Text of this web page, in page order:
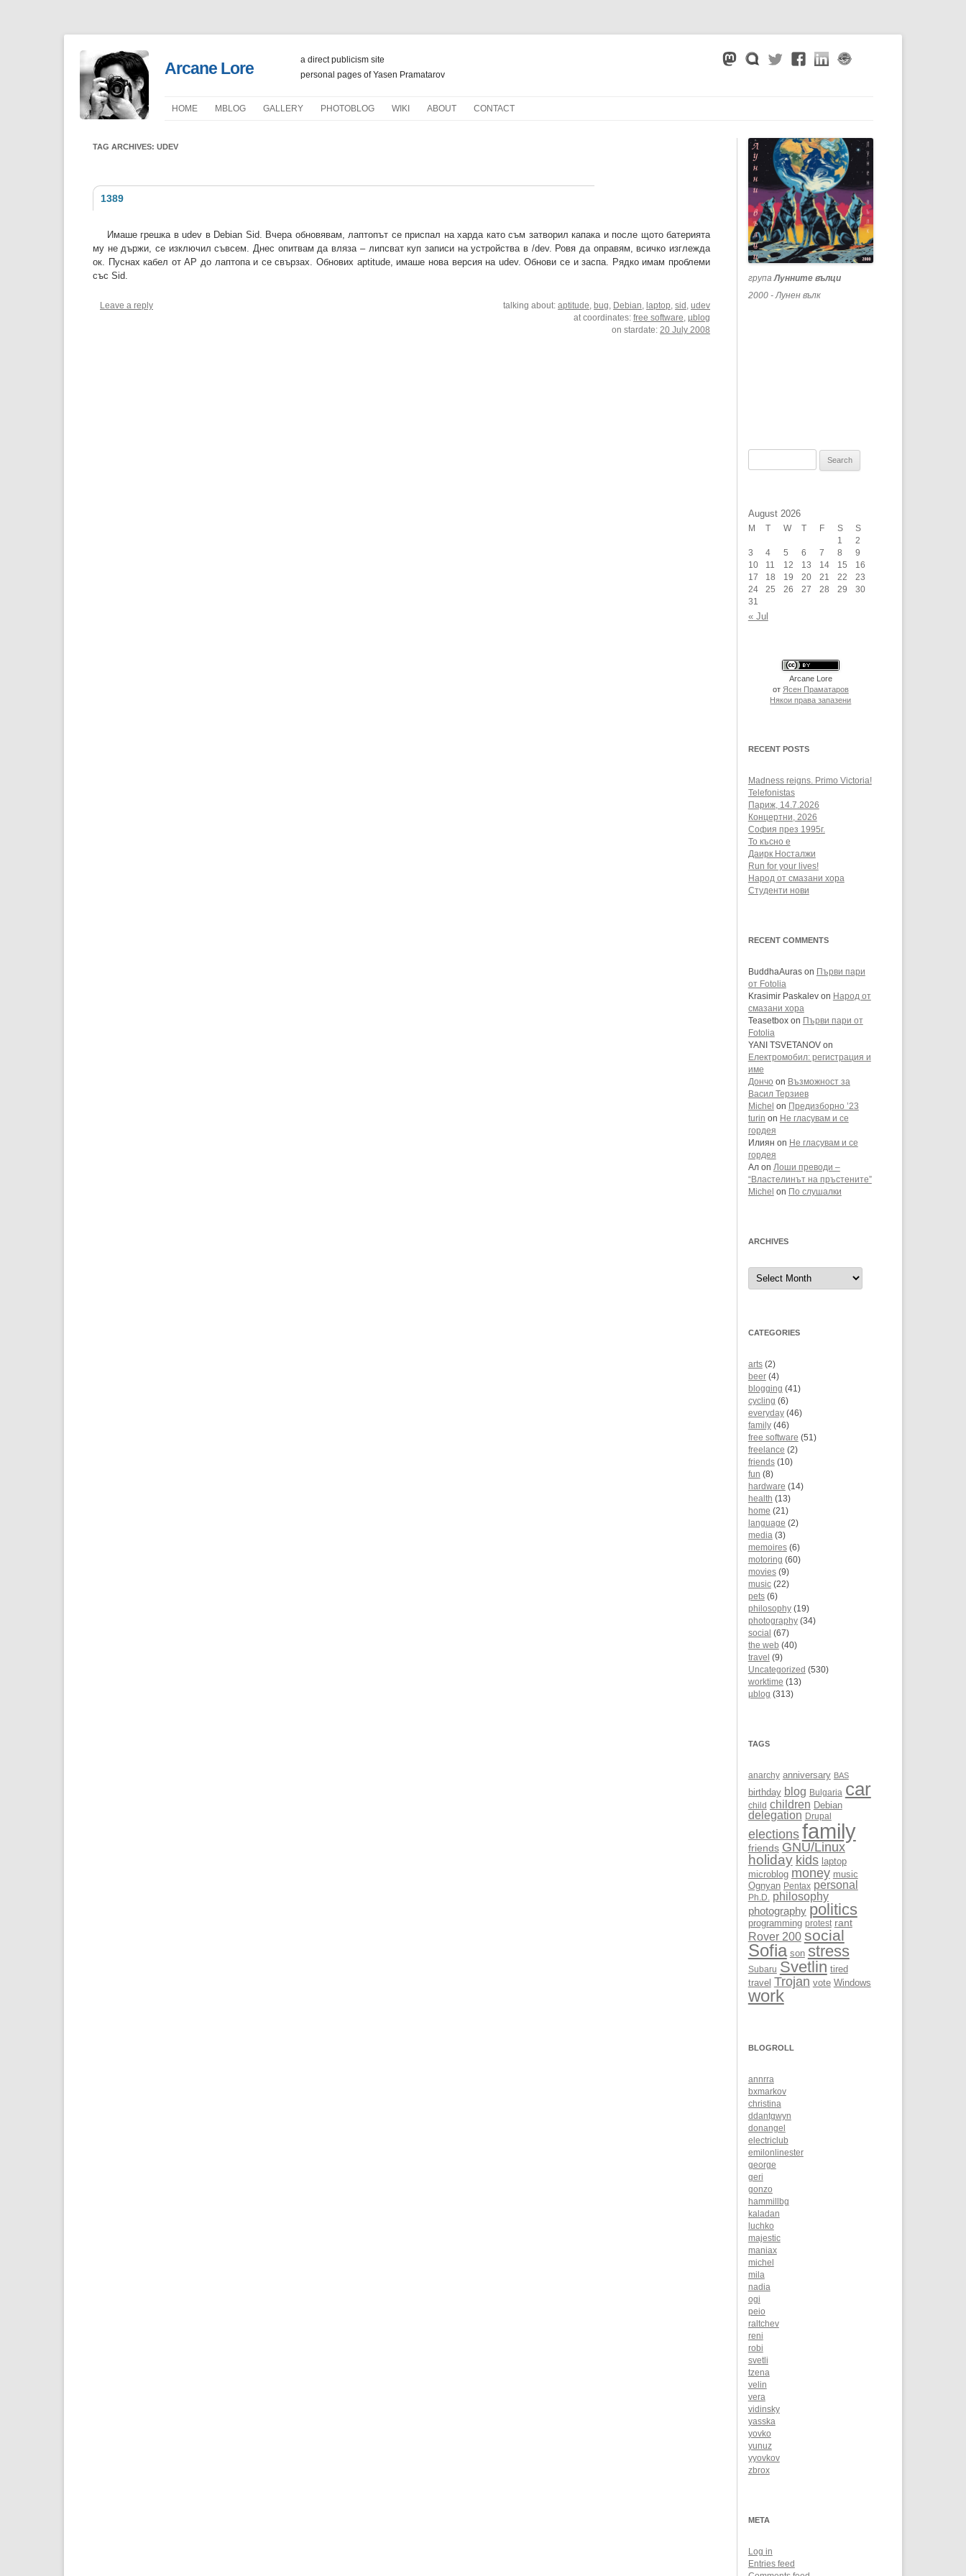
Arcane Lore
a direct publicism site
personal pages of Yasen Pramatarov
HOME ΜBLOG GALLERY PHOTOBLOG WIKI ABOUT CONTACT
TAG ARCHIVES: UDEV
1389
Имаше грешка в udev в Debian Sid. Вчера обновявам, лаптопът се приспал на харда като съм затворил капака и после щото батерията
му не държи, се изключил съвсем. Днес опитвам да вляза – липсват куп записи на устройства в /dev. Ровя да оправям, всичко изглежда
ок. Пуснах кабел от AP до лаптопа и се свързах. Обнових aptitude, имаше нова версия на udev. Обнови се и заспа. Рядко имам проблеми
със Sid.
Leave a reply talking about:aptitude bug Debian laptop ,sid ,udev
at coordinates:free software ,µblog
on stardate: 20 July 2008
групаЛунните вълци
2000 - Лунен вълк
August 2026
M W F S
S
1
2
3
4 5 6 7 8
9
10
11 12 13 14 15
16
17
18 19 20 21 22
23
24
25 26 27 28 29
30
31
« Jul
Arcane Lore
от Ясен Праматаров
Някои права запазени
RECENT POSTS
Madness reigns. Primo Victoria!
Telefonistas
Париж, 14.7.2026
Концертни, 2026
София през 1995г.
То късно е
Даирк Носталжи
Run for your lives!
Народ от смазани хора
Студенти нови
RECENT COMMENTS
BuddhaAurason
Първи пари
от Fotolia
Krasimir Paskalevon Народ от
смазани хора
Teasetboxon
Първи пари от
Fotolia
YANI TSVETANOVon
Електромобил: регистрация и
име
Дончо on Възможност за
Васил Терзиев
Michel on
Предизборно ’23
turin on Не гласувам и се
гордея
Илиян on Не гласувам и се
гордея
Алon Лоши преводи –
“Властелинът на пръстените”
Michel on По слушалки
ARCHIVES
Archives
CATEGORIES
arts(2)
beer(4)
blogging (41)
cycling (6)
everyday(46)
family(46)
free software (51)
freelance (2)
friends(10)
fun (8)
hardware (14)
health (13)
home (21)
language (2)
media (3)
memoires(6)
motoring (60)
movies(9)
music(22)
pets(6)
philosophy(19)
photography(34)
social (67)
the web (40)
travel (9)
Uncategorized (530)
worktime (13)
µblog (313)
TAGS
anarchy anniversary BAS
birthday blog Bulgaria car
child children Debian
delegation Drupal
elections family
friends GNU/Linux
holiday kids laptop
microblog money music
Ognyan Pentax personal
Ph.D. philosophy
photography politics
programming protest rant
Rover 200 social
Sofia son stress
Subaru Svetlin tired
travel Trojan vote Windows
work
BLOGROLL
annrra
bxmarkov
christina
ddantgwyn
donangel
electriclub
emilonlinester
george
geri
gonzo
hammillbg
kaladan
luchko
majestic
maniax
michel
mila
nadia
ogi
peio
raltchev
reni
robi
svetli
tzena
velin
vera
vidinsky
yasska
yovko
yunuz
yyovkov
zbrox
META
Log in
Entries feed